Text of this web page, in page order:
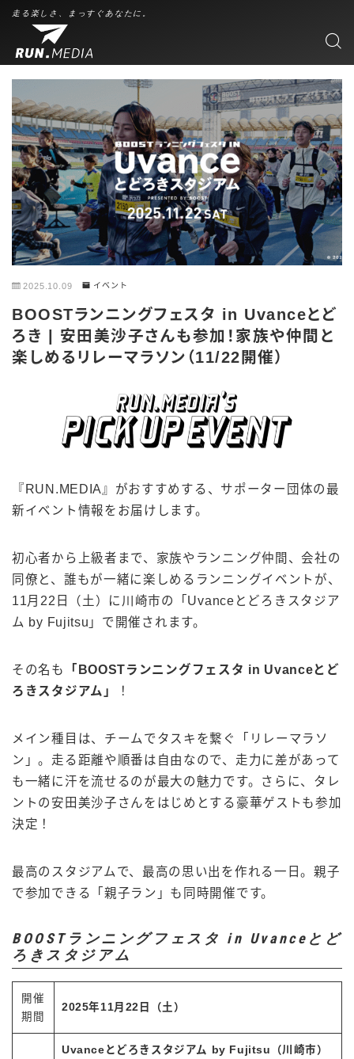
走る楽しさ、まっすぐあなたに。
2025.10.09 イベント
BOOSTランニングフェスタ in Uvanceとど
ろき | 安田美沙子さんも参加！家族や仲間と
楽しめるリレーマラソン（11/22開催）
『RUN.MEDIA』がおすすめする、サポーター団体の最
新イベント情報をお届けします。
初心者から上級者まで、家族やランニング仲間、会社の
同僚と、誰もが一緒に楽しめるランニングイベントが、
11月22日（土）に川崎市の「Uvanceとどろきスタジア
ム by Fujitsu」で開催されます。
その名も
「BOOSTランニングフェスタ in Uvanceとど
ろきスタジアム」
！
メイン種目は、チームでタスキを繋ぐ「リレーマラソ
ン」。走る距離や順番は自由なので、走力に差があって
も一緒に汗を流せるのが最大の魅力です。さらに、タレ
ントの安田美沙子さんをはじめとする豪華ゲストも参加
決定！
最高のスタジアムで、最高の思い出を作れる一日。親子
で参加できる「親子ラン」も同時開催です。
BOOSTランニングフェスタ in Uvanceとど
ろきスタジアム
開催
期間
2025年11月22日（土）
Uvanceとどろきスタジアム by Fujitsu（川崎市）